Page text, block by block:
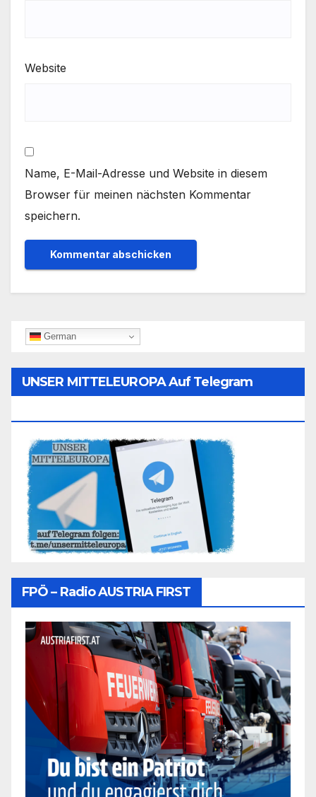
Website
Name, E-Mail-Adresse und Website in diesem
Browser für meinen nächsten Kommentar
speichern.
German
UNSER MITTELEUROPA Auf Telegram
FPÖ – Radio AUSTRIA FIRST